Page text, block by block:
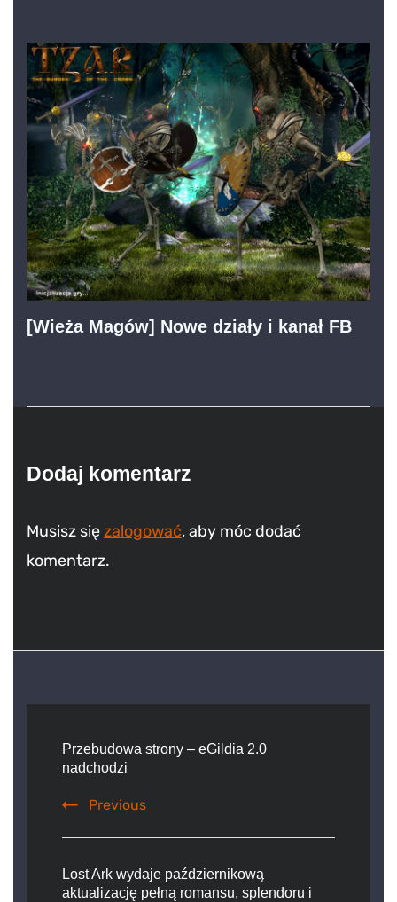
[Wieża Magów] Nowe działy i kanał FB
Dodaj komentarz
Musisz sięzalogować, aby móc dodać
komentarz.
Navigation
Przebudowa strony – eGildia 2.0
nadchodzi
Previous
Lost Ark wydaje październikową
aktualizację pełną romansu, splendoru i